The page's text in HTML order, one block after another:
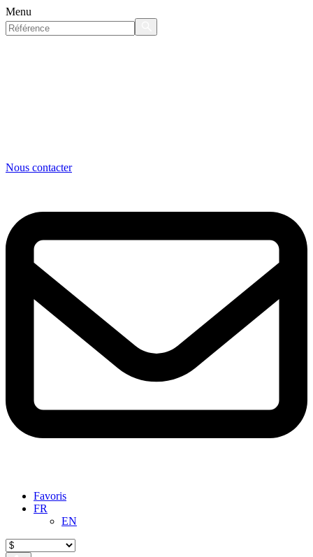
Menu
Nous contacter
Favoris
FR
EN